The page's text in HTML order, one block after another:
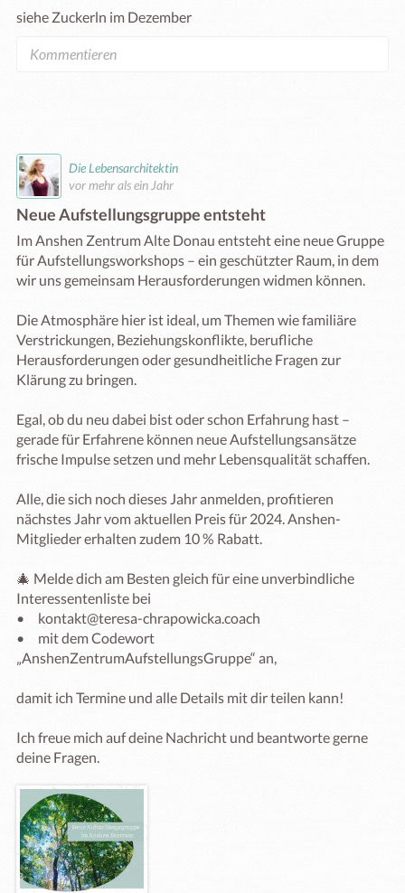
siehe Zuckerln im Dezember
Die Lebensarchitektin
vor mehr als ein Jahr
Neue Aufstellungsgruppe entsteht
Im Anshen Zentrum Alte Donau entsteht eine neue Gruppe
für Aufstellungsworkshops – ein geschützter Raum, in dem
wir uns gemeinsam Herausforderungen widmen können.
Die Atmosphäre hier ist ideal, um Themen wie familiäre
Verstrickungen, Beziehungskonflikte, berufliche
Herausforderungen oder gesundheitliche Fragen zur
Klärung zu bringen.
Egal, ob du neu dabei bist oder schon Erfahrung hast –
gerade für Erfahrene können neue Aufstellungsansätze
frische Impulse setzen und mehr Lebensqualität schaffen.
Alle, die sich noch dieses Jahr anmelden, profitieren
nächstes Jahr vom aktuellen Preis für 2024. Anshen-
Mitglieder erhalten zudem 10 % Rabatt.
🎄 Melde dich am Besten gleich für eine unverbindliche
Interessentenliste bei
•	kontakt@teresa-chrapowicka.coach
•	mit dem Codewort
„AnshenZentrumAufstellungsGruppe“ an,
damit ich Termine und alle Details mit dir teilen kann!
Ich freue mich auf deine Nachricht und beantworte gerne